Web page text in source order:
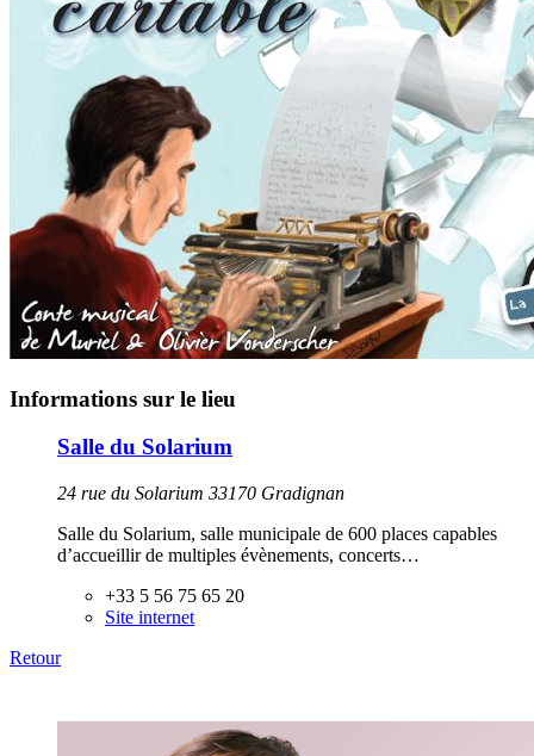
Informations sur le lieu
Salle du Solarium
24 rue du Solarium 33170 Gradignan
Salle du Solarium, salle municipale de 600 places capables
d’accueillir de multiples évènements, concerts…
+33 5 56 75 65 20
Site internet
Retour